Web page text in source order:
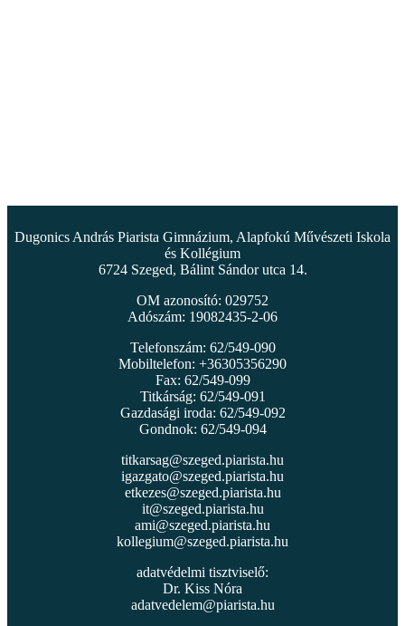
Dugonics András Piarista Gimnázium, Alapfokú Művészeti Iskola
és Kollégium
6724 Szeged, Bálint Sándor utca 14.
OM azonosító: 029752
Adószám: 19082435-2-06
Telefonszám: 62/549-090
Mobiltelefon: +36305356290
Fax: 62/549-099
Titkárság: 62/549-091
Gazdasági iroda: 62/549-092
Gondnok: 62/549-094
titkarsag@szeged.piarista.hu
igazgato@szeged.piarista.hu
etkezes@szeged.piarista.hu
it@szeged.piarista.hu
ami@szeged.piarista.hu
kollegium@szeged.piarista.hu
adatvédelmi tisztviselő:
Dr. Kiss Nóra
adatvedelem@piarista.hu